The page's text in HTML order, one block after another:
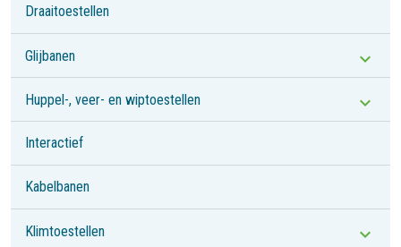
Draaitoestellen
Glijbanen
Huppel-, veer- en wiptoestellen
Interactief
Kabelbanen
Klimtoestellen